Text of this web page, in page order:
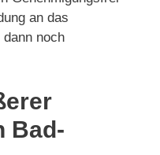
an das
noch
Bad-